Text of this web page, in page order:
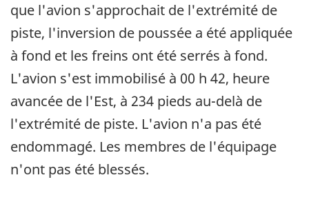
que l'avion s'approchait de l'extrémité de
piste, l'inversion de poussée a été appliquée
à fond et les freins ont été serrés à fond.
L'avion s'est immobilisé à 00 h 42, heure
avancée de l'Est, à 234 pieds au-delà de
l'extrémité de piste. L'avion n'a pas été
endommagé. Les membres de l'équipage
n'ont pas été blessés.